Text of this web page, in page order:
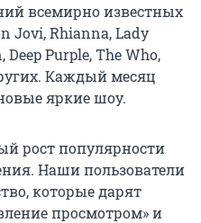
всемирно известных
Jovi, Rhianna, Lady
Deep Purple, The Who,
Каждый месяц
яркие шоу.
рост популярности
Наши пользователи
которые дарят
просмотром» и